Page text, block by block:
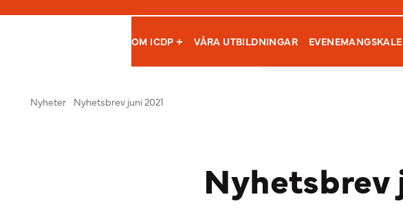
Hoppa till innehåll
International Child Development Programme
OM ICDP VÅRA UTBILDNINGAR
Nyheter Nyhetsbrev juni 2021
Nyhetsbrev